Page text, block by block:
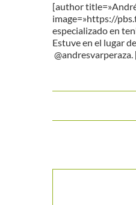
[author
image=»https://
especializado en
Estuve en el lugar